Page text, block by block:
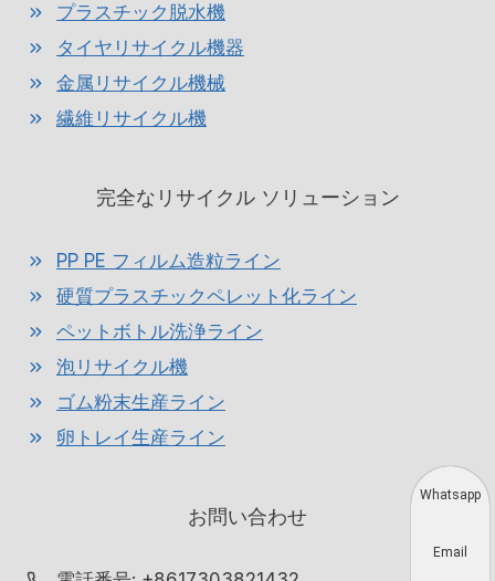
プラスチック脱水機
タイヤリサイクル機器
金属リサイクル機械
繊維リサイクル機
完全なリサイクル ソリューション
PP PE フィルム造粒ライン
硬質プラスチックペレット化ライン
ペットボトル洗浄ライン
泡リサイクル機
ゴム粉末生産ライン
卵トレイ生産ライン
お問い合わせ
Whatsapp
Email